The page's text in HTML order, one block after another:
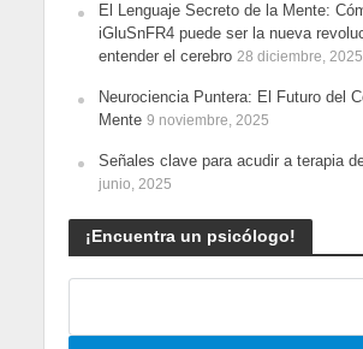
El Lenguaje Secreto de la Mente:
iGluSnFR4 puede ser la nueva
entender el cerebro 28 diciembre, 2025
Neurociencia Puntera: El Futuro del
Mente 9 noviembre, 2025
Señales clave para acudir a terapia
junio, 2025
¡Encuentra un psicólogo!